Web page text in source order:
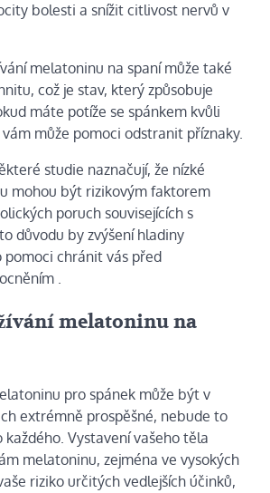
bolesti a snížit citlivost nervů v
melatoninu na spaní může také
což je stav, který způsobuje
máte potíže se spánkem kvůli
může pomoci odstranit příznaky.
studie naznačují, že nízké
mohou být rizikovým faktorem
poruch souvisejících s
důvodu by zvýšení hladiny
chránit vás před
.
melatoninu na
pro spánek může být v
extrémně prospěšné, nebude to
každého. Vystavení vašeho těla
melatoninu, zejména ve vysokých
riziko určitých vedlejších účinků,